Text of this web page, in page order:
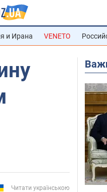
и Ирана VENETO
Читати українською